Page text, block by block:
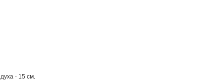
- 15 см.